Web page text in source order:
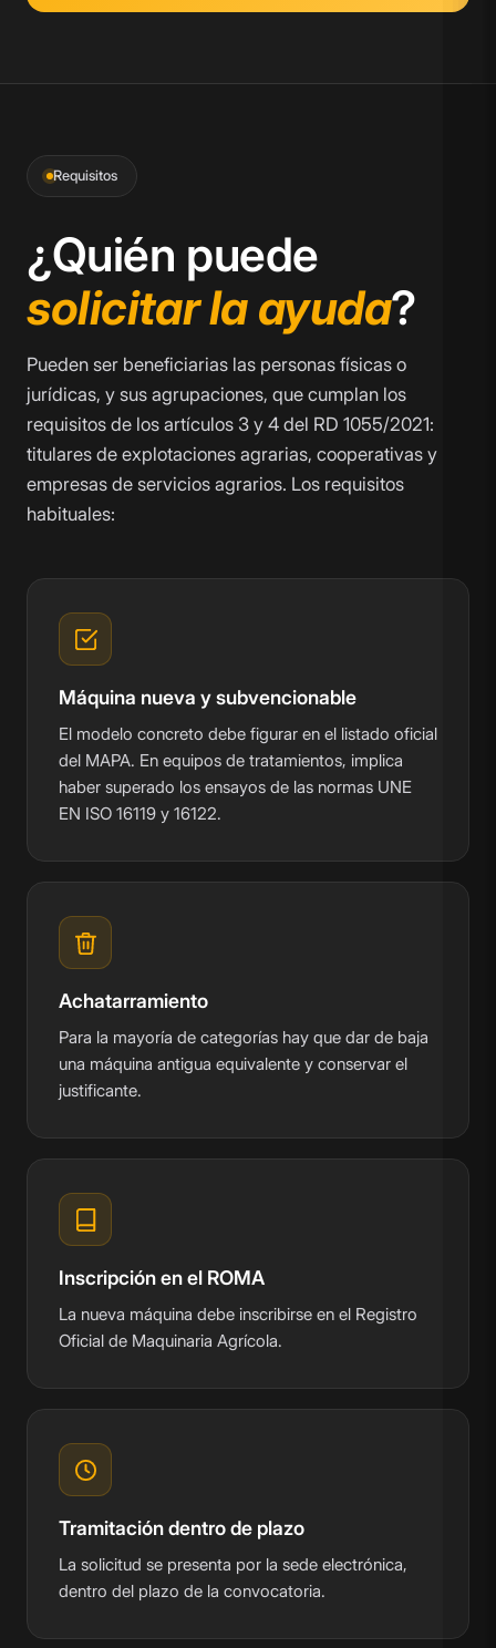
Requisitos
¿Quién puede
solicitar la ayuda?
Pueden ser beneficiarias las personas físicas o
jurídicas, y sus agrupaciones, que cumplan los
requisitos de los artículos 3 y 4 del RD 1055/2021:
titulares de explotaciones agrarias, cooperativas y
empresas de servicios agrarios. Los requisitos
habituales:
Máquina nueva y subvencionable
El modelo concreto debe figurar en el listado oficial
del MAPA. En equipos de tratamientos, implica
haber superado los ensayos de las normas UNE
EN ISO 16119 y 16122.
Achatarramiento
Para la mayoría de categorías hay que dar de baja
una máquina antigua equivalente y conservar el
justificante.
Inscripción en el ROMA
La nueva máquina debe inscribirse en el Registro
Oficial de Maquinaria Agrícola.
Tramitación dentro de plazo
La solicitud se presenta por la sede electrónica,
dentro del plazo de la convocatoria.